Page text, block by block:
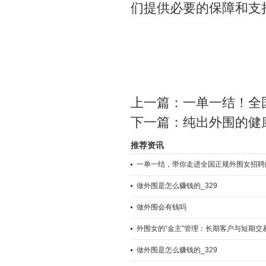
们提供必要的保障和支
上一篇： 一单一结！
下一篇： 纯出外围的健
推荐资讯
一单一结，带你走进全国正规外围女招
做外围是怎么赚钱的_329
做外围会有钱吗
外围女的“金主”管理：长期客户与短期交
做外围是怎么赚钱的_329